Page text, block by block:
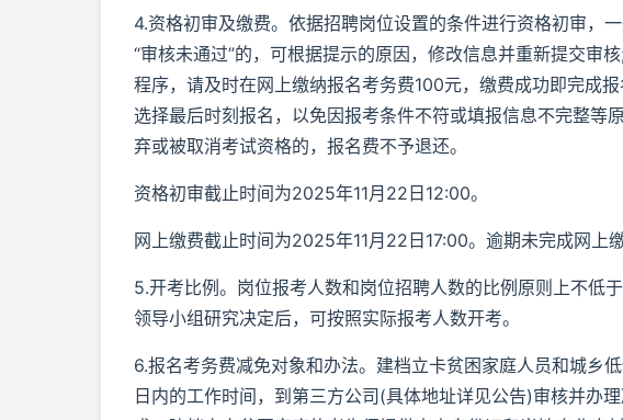
4.资格初审及缴费。依据招聘岗位设置的条件进行资格初审，
“审核未通过”的，可根据提示的原因，修改信息并重新提交审
程序，请及时在网上缴纳报名考务费100元，缴费成功即完成
选择最后时刻报名，以免因报考条件不符或填报信息不完整等
弃或被取消考试资格的，报名费不予退还。
资格初审截止时间为2025年11月22日12:00。
网上缴费截止时间为2025年11月22日17:00。逾期未完成网上
5.开考比例。岗位报考人数和岗位招聘人数的比例原则上不低
领导小组研究决定后，可按照实际报考人数开考。
6.报名考务费减免对象和办法。建档立卡贫困家庭人员和城乡
日内的工作时间，到第三方公司(具体地址详见公告)审核并办